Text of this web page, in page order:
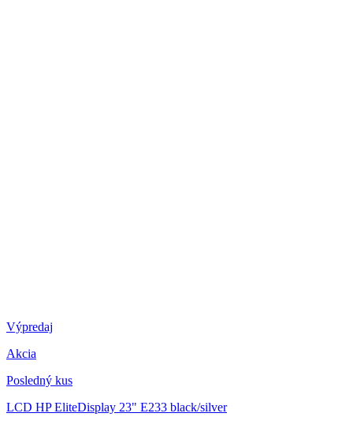
Výpredaj
Akcia
Posledný kus
LCD HP EliteDisplay 23" E233 black/silver